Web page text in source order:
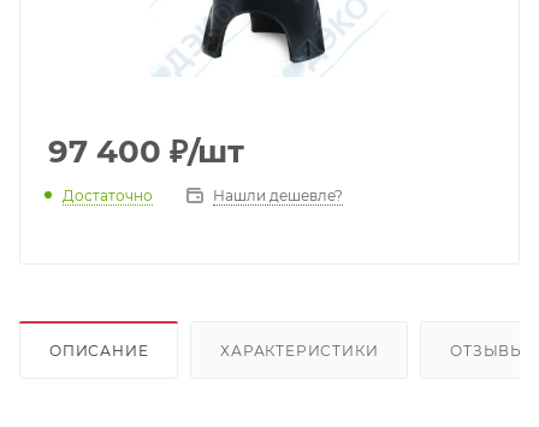
97 400 ₽/шт
Достаточно Нашли дешевле?
ОПИСАНИЕ ХАРАКТЕРИСТИКИ ОТЗЫВЫ